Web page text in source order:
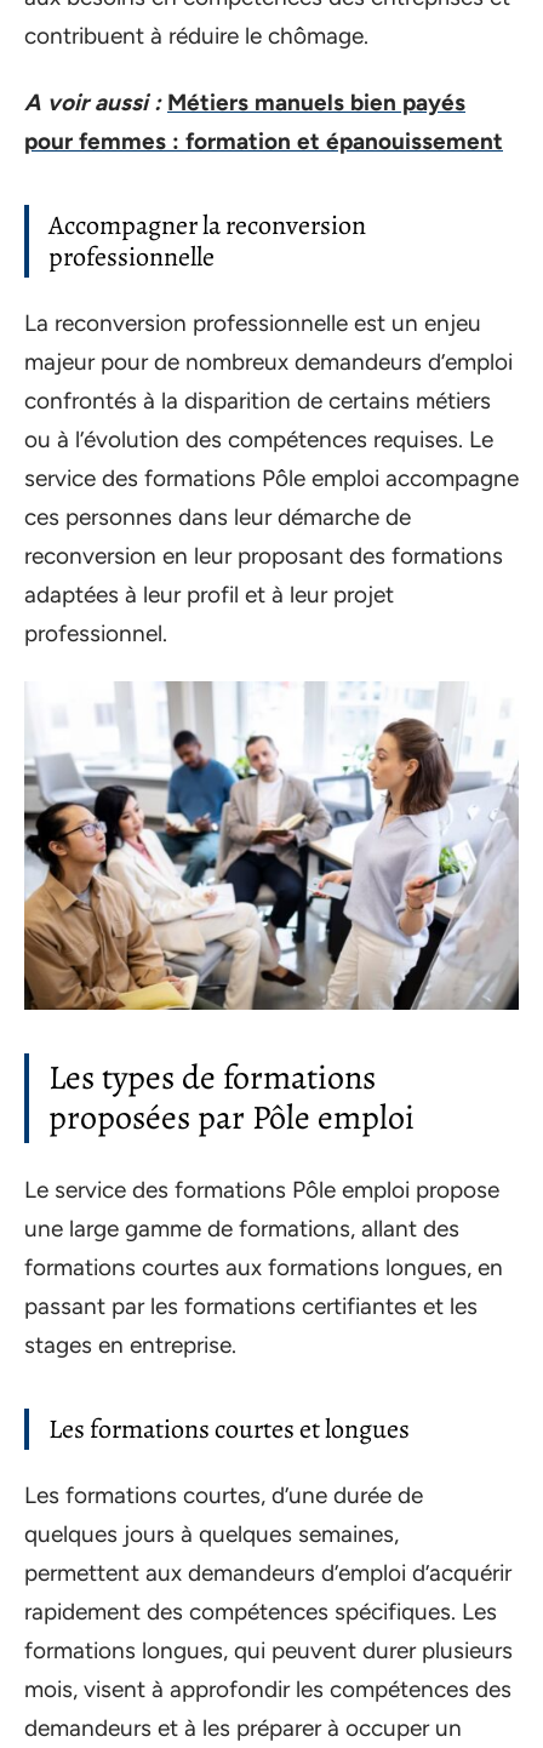
contribuent à réduire le chômage.
A voir aussi : Métiers manuels bien payés
pour femmes : formation et épanouissement
Accompagner la reconversion
professionnelle
La reconversion professionnelle est un enjeu
majeur pour de nombreux demandeurs d’emploi
confrontés à la disparition de certains métiers
ou à l’évolution des compétences requises. Le
service des formations Pôle emploi accompagne
ces personnes dans leur démarche de
reconversion en leur proposant des formations
adaptées à leur profil et à leur projet
professionnel.
Les types de formations
proposées par Pôle emploi
Le service des formations Pôle emploi propose
une large gamme de formations, allant des
formations courtes aux formations longues, en
passant par les formations certifiantes et les
stages en entreprise.
Les formations courtes et longues
Les formations courtes, d’une durée de
quelques jours à quelques semaines,
permettent aux demandeurs d’emploi d’acquérir
rapidement des compétences spécifiques. Les
formations longues, qui peuvent durer plusieurs
mois, visent à approfondir les compétences des
demandeurs et à les préparer à occuper un